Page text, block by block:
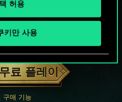
허용
키만 사용
어떠신가요?
료 플레이
구매 기능